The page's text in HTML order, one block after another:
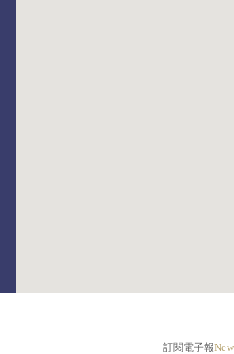
訂閱電子報